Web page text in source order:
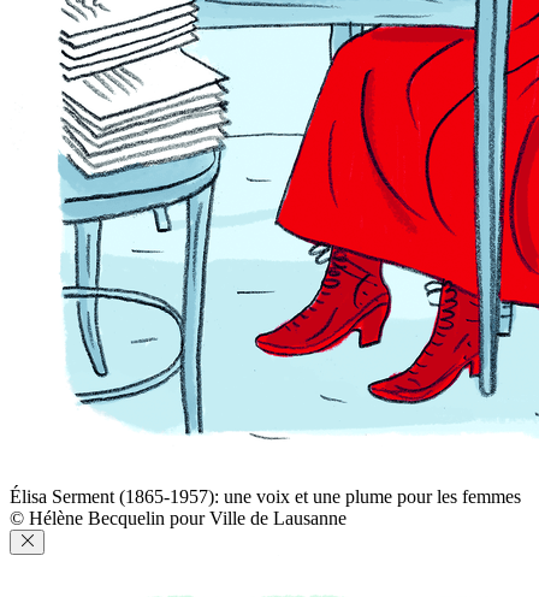
Élisa Serment (1865-1957): une voix et une plume pour les femmes
© Hélène Becquelin pour Ville de Lausanne